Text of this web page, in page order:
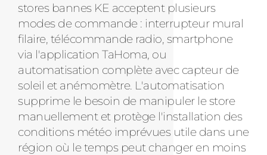
stores bannes KE acceptent plusieurs
modes de commande : interrupteur mural
filaire, télécommande radio, smartphone
via l'application TaHoma, ou
automatisation complète avec capteur de
soleil et anémomètre. L'automatisation
supprime le besoin de manipuler le store
manuellement et protège l'installation des
conditions météo imprévues utile dans une
région où le temps peut changer en moins